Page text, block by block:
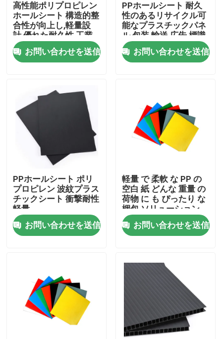
家へ
ビデオ
わたしたち に つい て
工場 ツアー
品質管理
事件
高性能ポリプロピレン
ホールシート 構造的整
合性が向上し,軽量設
計,優れた耐久性,工業
および建設のための優
れた熱および化学抵抗
性
お問い合わせを送信
PPホールシート 耐久
性のあるリサイクル可
能なプラスチックパネ
ル 包装 輸送 広告 標識
農業 苗木 トレー
お問い合わせを送信
PPホールシート ポリ
プロピレン 波紋プラス
チックシート 衝撃耐性
軽量
お問い合わせを送信
軽量 で 柔軟 な PP の
空白 紙 どんな 重量 の
荷物 に も ぴったり な
梱包 ソリューション
お問い合わせを送信